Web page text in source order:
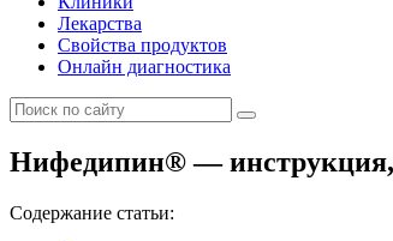
Лекарства
Свойства продуктов
Онлайн диагностика
Нифедипин® — инструкция,
Содержание статьи: